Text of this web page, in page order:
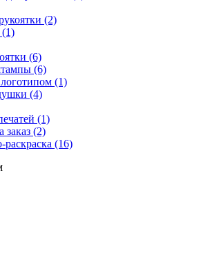
(2)
(1)
(6)
(6)
(1)
(4)
(1)
(2)
(16)